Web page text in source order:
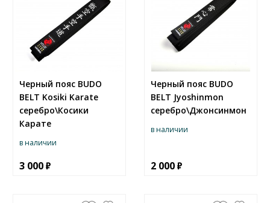
Черный пояс BUDO
BELT Kosiki Karate
серебро\Косики
Карате
в наличии
3 000
Черный пояс BUDO
BELT Jyoshinmon
серебро\Джонсинмон
в наличии
2 000